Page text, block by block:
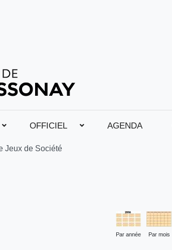
OFFICIEL AGENDA
Jeux de Société
Par année Par mois